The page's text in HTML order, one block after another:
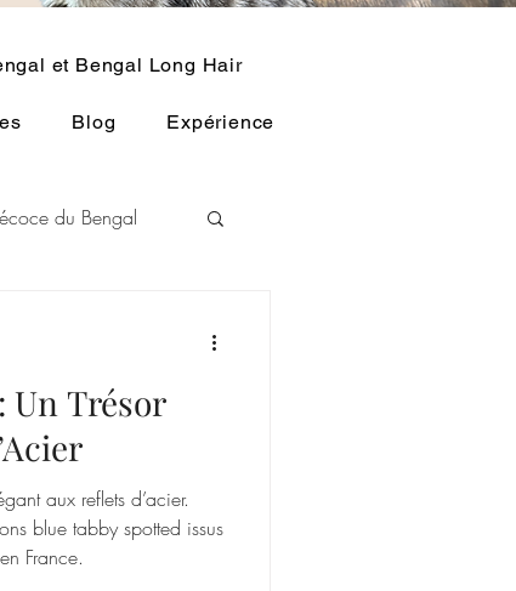
et Bengal Long Hair
Blog Expérience
du Bengal
Un Trésor
aux reflets d’acier.
blue tabby spotted issus
France.